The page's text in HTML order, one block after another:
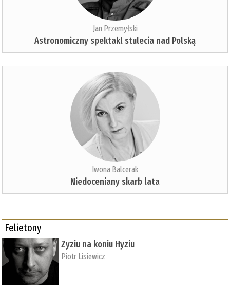
Jan Przemyłski
Astronomiczny spektakl stulecia nad Polską
Iwona Balcerak
Niedoceniany skarb lata
Felietony
Zyziu na koniu Hyziu
Piotr Lisiewicz